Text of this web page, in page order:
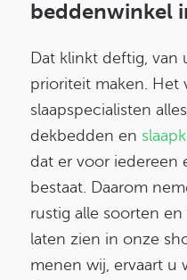
beddenwinkel
Dat klinkt deftig, van
prioriteit maken. Het
slaapspecialisten
dekbedden en
dat er voor iedereen
bestaat. Daarom
rustig alle soorten
laten zien in onze
menen wij, ervaart u